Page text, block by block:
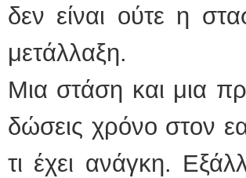
δεν είναι ούτε η
μετάλλαξη.
Μια στάση και μια
δώσεις χρόνο στον
τι έχει ανάγκη.